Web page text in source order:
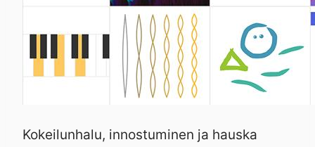
Kokeilunhalu, innostuminen ja hauska